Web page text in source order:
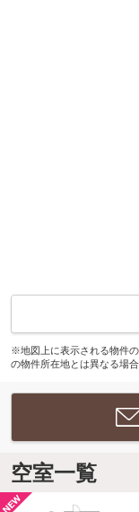
※地図上に表示される物件
の物件所在地とは異なる場合
空室一覧